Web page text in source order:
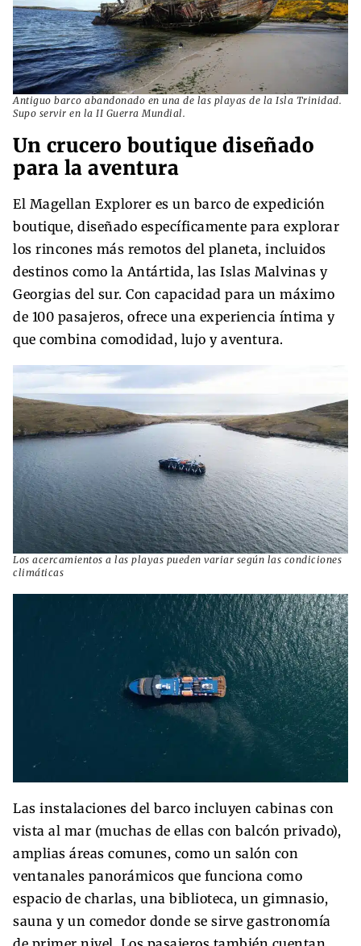
Antiguo barco abandonado en una de las playas de la Isla Trinidad.
Supo servir en la II Guerra Mundial.
Un crucero boutique diseñado
para la aventura
El Magellan Explorer es un barco de expedición
boutique, diseñado específicamente para explorar
los rincones más remotos del planeta, incluidos
destinos como la Antártida, las Islas Malvinas y
Georgias del sur. Con capacidad para un máximo
de 100 pasajeros, ofrece una experiencia íntima y
que combina comodidad, lujo y aventura.
Los acercamientos a las playas pueden variar según las condiciones
climáticas
Las instalaciones del barco incluyen cabinas con
vista al mar (muchas de ellas con balcón privado),
amplias áreas comunes, como un salón con
ventanales panorámicos que funciona como
espacio de charlas, una biblioteca, un gimnasio,
sauna y un comedor donde se sirve gastronomía